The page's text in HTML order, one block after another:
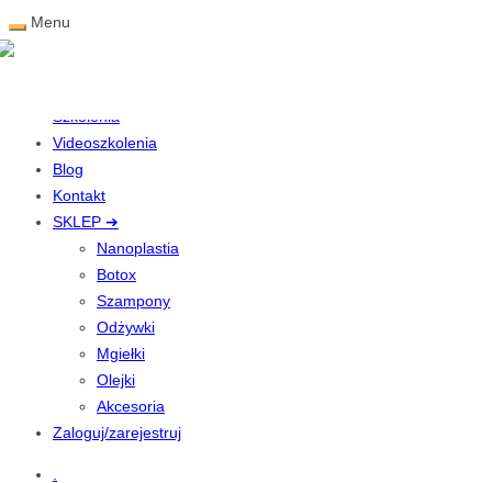
Menu
Szkolenia
Videoszkolenia
Blog
Kontakt
SKLEP ➔
Nanoplastia
Botox
Szampony
Odżywki
Mgiełki
Olejki
Akcesoria
Zaloguj/zarejestruj